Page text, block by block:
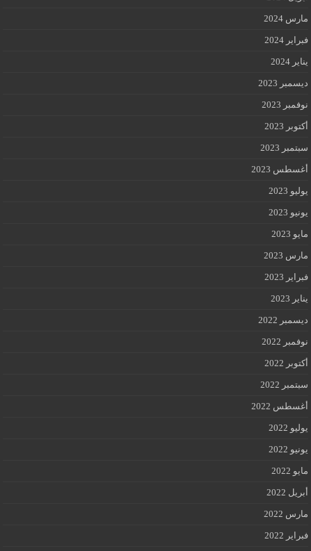
مارس 2024
فبراير 2024
يناير 2024
ديسمبر 2023
نوفمبر 2023
أكتوبر 2023
سبتمبر 2023
أغسطس 2023
يوليو 2023
يونيو 2023
مايو 2023
مارس 2023
فبراير 2023
يناير 2023
ديسمبر 2022
نوفمبر 2022
أكتوبر 2022
سبتمبر 2022
أغسطس 2022
يوليو 2022
يونيو 2022
مايو 2022
أبريل 2022
مارس 2022
فبراير 2022